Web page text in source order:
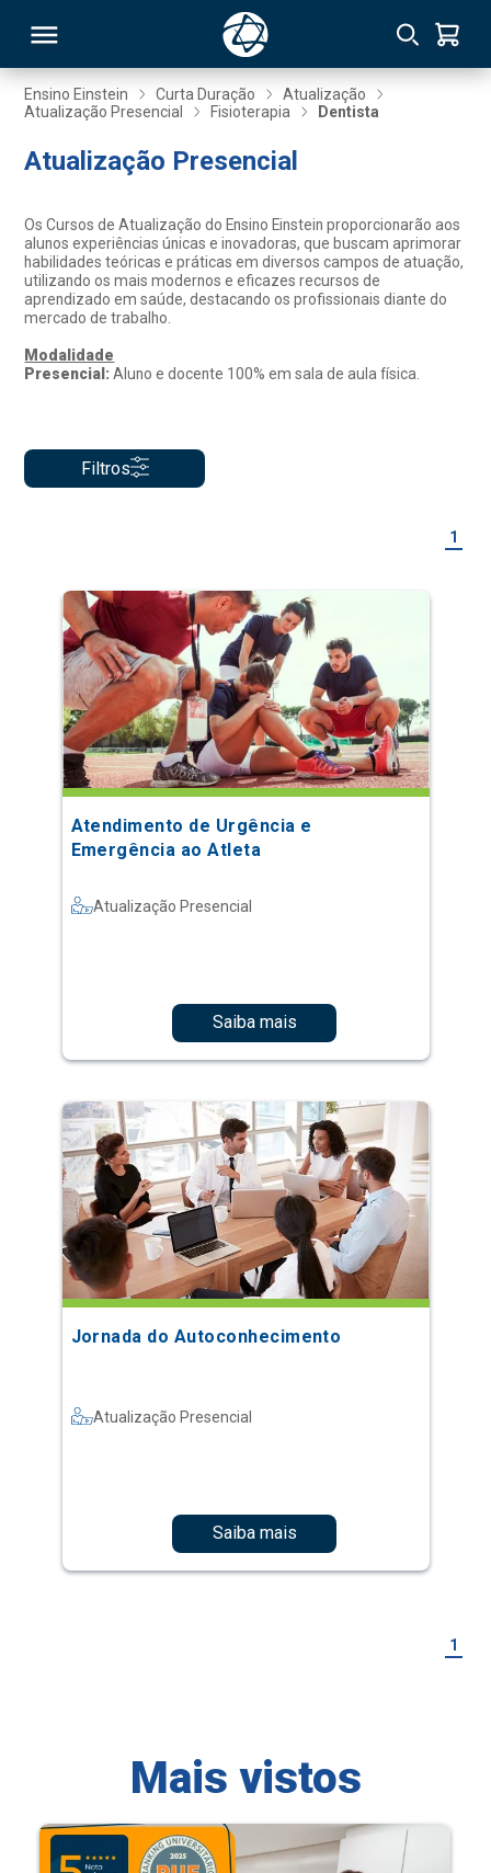
Ensino Einstein Curta Duração
Atualização
Atualização Presencial
Fisioterapia Dentista
Atualização Presencial
Os Cursos de Atualização do Ensino Einstein proporcionarão aos
alunos experiências únicas e inovadoras, que buscam aprimorar
habilidades teóricas e práticas em diversos campos de atuação,
utilizando os mais modernos e eficazes recursos de
aprendizado em saúde, destacando os profissionais diante do
mercado de trabalho.
Modalidade
Presencial:Aluno e docente 100% em sala de aula física.
Filtros
1
Atendimento de Urgência e
Emergência ao Atleta
Atualização Presencial
Saiba mais
Jornada do Autoconhecimento
Atualização Presencial
Saiba mais
1
Mais vistos